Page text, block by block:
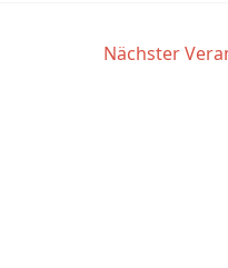
Nächster